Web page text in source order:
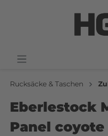
Rucksäcke & Taschen
Eberlestock
Panel coyote